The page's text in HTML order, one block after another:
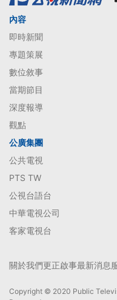
內容
即時新聞
專題策展
數位敘事
當期節目
深度報導
觀點
公廣集團
公共電視
PTS TW
公視台語台
中華電視公司
客家電視台
關於我們更正啟事最新消息
Copyright © 2020 Public